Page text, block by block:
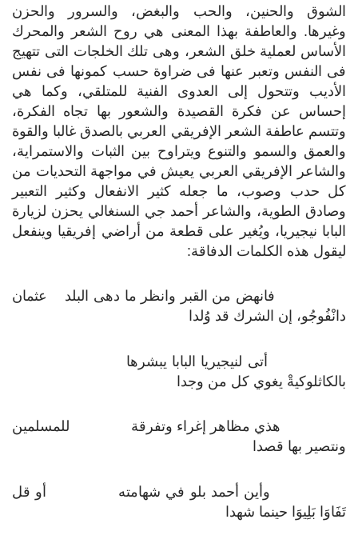
الشوق والحنين، والحب والبغض، والسرور والحزن
وغيرها. والعاطفة بهذا المعنى هي روح الشعر والمحرك
الأساس لعملية خلق الشعر، وهى تلك الخلجات التى تتهيج
فى النفس وتعبر عنها فى ضراوة حسب كمونها فى نفس
الأديب وتتحول إلى العدوى الفنية للمتلقي، وكما هي
إحساس عن فكرة القصيدة والشعور بها تجاه الفكرة،
وتتسم عاطفة الشعر الإفريقي العربي بالصدق غالبا والقوة
والعمق والسمو والتنوع ويتراوح بين الثبات والاستمراية،
والشاعر الإفريقي العربي يعيش في مواجهة التحديات من
كل حدب وصوب، ما جعله كثير الانفعال وكثير التعبير
وصادق الطوية، والشاعر أحمد جي السنغالي يحزن لزيارة
البابا نيجيريا، ويُغير على قطعة من أراضي إفريقيا وينفعل
ليقول هذه الكلمات الدفاقة:
فانهض من القبر وانظر ما دهى البلد عثمان
دانْفُوجُو، إن الشرك قد وُلدا
أتى لنيجيريا البابا يبشرها
بالكاثلوكيةْ يغوي كل من وجدا
هذي مظاهر إغراء وتفرقة للمسلمين
ونتصير بها قصدا
وأين أحمد بلو في شهامته أو قل
تَفَاوَا بَلِيوَا حينما شهدا